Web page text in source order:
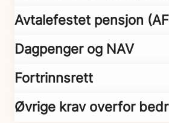
Avtalefestet pensjon
Dagpenger og NAV
Fortrinnsrett
Øvrige krav overfor